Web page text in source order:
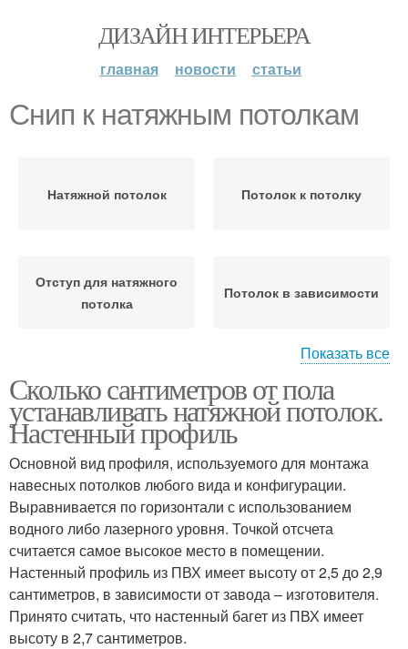
ДИЗАЙН ИНТЕРЬЕРА
главная новости статьи
Снип к натяжным потолкам
Натяжной потолок Потолок к потолку
Отступ для натяжного
потолка
Потолок в зависимости
потолком
Натяжные полотна
Расстояние для
одноуровневого
потолка
Двухуровневый
потолок
Потолок с точечными
светильниками
Потолок в зале
Показать все
Сколько сантиметров от пола
устанавливать натяжной потолок.
Настенный профиль
Основной вид профиля, используемого для монтажа
навесных потолков любого вида и конфигурации.
Выравнивается по горизонтали с использованием
водного либо лазерного уровня. Точкой отсчета
считается самое высокое место в помещении.
Настенный профиль из ПВХ имеет высоту от 2,5 до 2,9
сантиметров, в зависимости от завода – изготовителя.
Принято считать, что настенный багет из ПВХ имеет
высоту в 2,7 сантиметров.